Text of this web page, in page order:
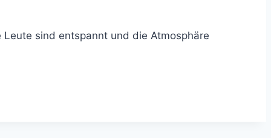
sind entspannt und die Atmosphäre